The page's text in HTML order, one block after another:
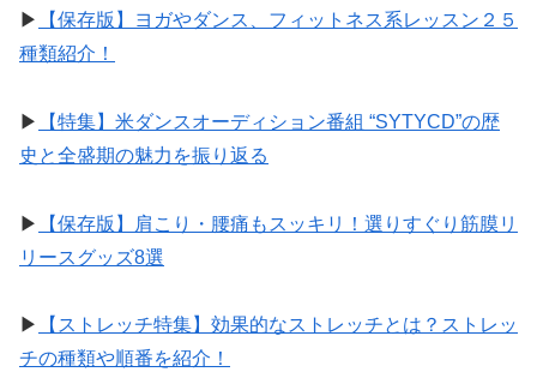
▶︎
【保存版】ヨガやダンス、フィットネス系レッスン２５
種類紹介！
▶︎
【特集】米ダンスオーディション番組 “SYTYCD”の歴
史と全盛期の魅力を振り返る
▶︎
【保存版】肩こり・腰痛もスッキリ！選りすぐり筋膜リ
リースグッズ8選
▶︎
【ストレッチ特集】効果的なストレッチとは？ストレッ
チの種類や順番を紹介！